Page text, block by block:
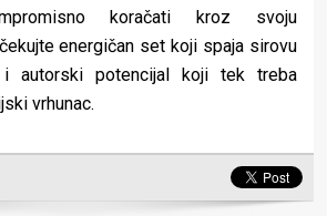
koračati kroz svoju
energičan set koji spaja sirovu
i autorski potencijal koji tek treba
vrhunac.